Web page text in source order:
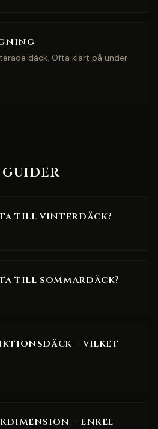
däck. Ofta klart på under
guider
till vinterdäck?
till sommardäck?
– vilket
– enkel